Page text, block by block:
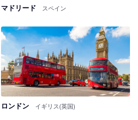
マドリード スペイン
ロンドン イギリス(英国)